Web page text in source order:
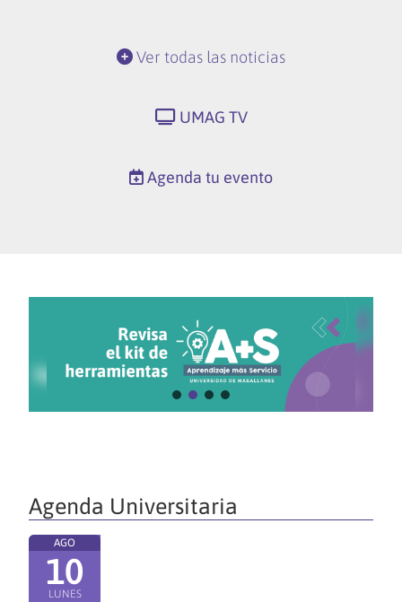
Ver todas las noticias
UMAG TV
Agenda tu evento
Agenda Universitaria
AGO
10
LUNES